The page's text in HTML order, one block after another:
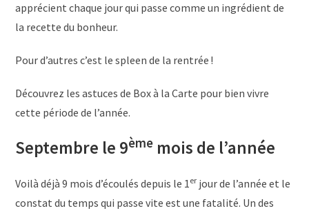
apprécient chaque jour qui passe comme un ingrédient de
la recette du bonheur.
Pour d’autres c’est le spleen de la rentrée !
Découvrez les astuces de Box à la Carte pour bien vivre
cette période de l’année.
Septembre le 9ème mois de l’année
Voilà déjà 9 mois d’écoulés depuis le 1er jour de l’année et le
constat du temps qui passe vite est une fatalité. Un des